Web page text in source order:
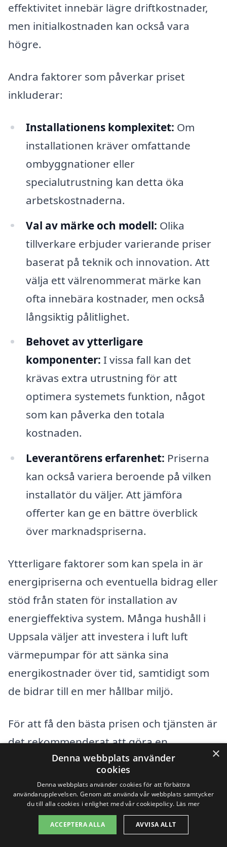
effektivitet innebär lägre driftkostnader,
men initialkostnaden kan också vara
högre.
Andra faktorer som påverkar priset
inkluderar:
Installationens komplexitet: Om
installationen kräver omfattande
ombyggnationer eller
specialutrustning kan detta öka
arbetskostnaderna.
Val av märke och modell: Olika
tillverkare erbjuder varierande priser
baserat på teknik och innovation. Att
välja ett välrenommerat märke kan
ofta innebära kostnader, men också
långsiktig pålitlighet.
Behovet av ytterligare
komponenter: I vissa fall kan det
krävas extra utrustning för att
optimera systemets funktion, något
som kan påverka den totala
kostnaden.
Leverantörens erfarenhet: Priserna
kan också variera beroende på vilken
installatör du väljer. Att jämföra
offerter kan ge en bättre överblick
över marknadspriserna.
Ytterligare faktorer som kan spela in är
energipriserna och eventuella bidrag eller
stöd från staten för installation av
energieffektiva system. Många hushåll i
Uppsala väljer att investera i luft luft
värmepumpar för att sänka sina
energikostnader över tid, samtidigt som
de bidrar till en mer hållbar miljö.
För att få den bästa prisen och tjänsten är
det rekommenderat att göra en
noggrann jämförelse av olika företag som
erbjuder luft luft värmepump i Uppsala.
Det kan vara till stor hjälp att samla in
offerter från flera olika aktörer och ställa
frågor om deras tjänster och tidigare
×
Denna webbplats använder
cookies
Denna webbplats använder cookies för att förbättra
användarupplevelsen. Genom att använda vår webbplats samtycker
du till alla cookies i enlighet med vår cookiepolicy. Läs mer
ACCEPTERA ALLA AVVISA ALLT